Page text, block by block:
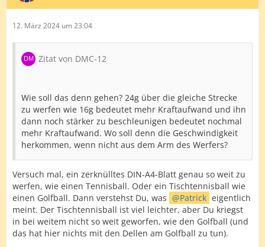
12. März 2024 um 23:04
Zitat von DMC-12
Wie soll das denn gehen? 24g über die gleiche Strecke
zu werfen wie 16g bedeutet mehr Kraftaufwand und ihn
dann noch stärker zu beschleunigen bedeutet nochmal
mehr Kraftaufwand. Wo soll denn die Geschwindigkeit
herkommen, wenn nicht aus dem Arm des Werfers?
Versuch mal, ein zerknülltes DIN-A4-Blatt genau so weit zu
werfen, wie einen Tennisball. Oder ein Tischtennisball wie
einen Golfball. Dann verstehst Du, was
Patrick eigentlich
meint. Der Tischtennisball ist viel leichter, aber Du kriegst
in bei weitem nicht so weit geworfen, wie den Golfball (und
das hat hier nichts mit den Dellen am Golfball zu tun).